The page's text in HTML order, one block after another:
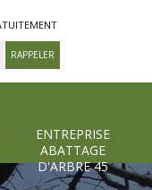
ENTREPRISE
ABATTAGE
D'ARBRE 45